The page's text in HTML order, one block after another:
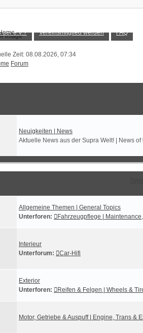
werden
der e.V.? Vereinsmitglied werden FAQ
Zeit: 08.08.2026, 07:34
Forum
Neuigkeiten | News
Aktuelle News aus der Supra Welt! | News
Allgemeine Themen | General Topics
Unterforen:
Fahrzeugpflege | Maintenance,
Interieur
Unterforum:
Car-Hifi
Exterior
Unterforen:
Reifen & Felgen | Wheels &
Motor, Getriebe & Auspuff | Engine, Trans &